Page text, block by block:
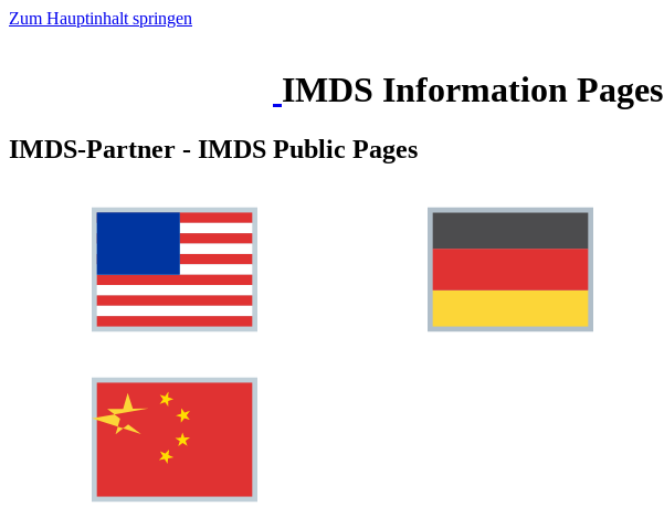
Zum Hauptinhalt springen
IMDS Information Pages
IMDS-Partner - IMDS Public Pages